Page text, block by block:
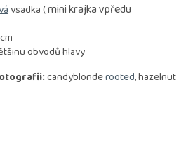
vsadka (mini krajka vpředu
obvodů hlavy
candyblonderooted, hazelnut